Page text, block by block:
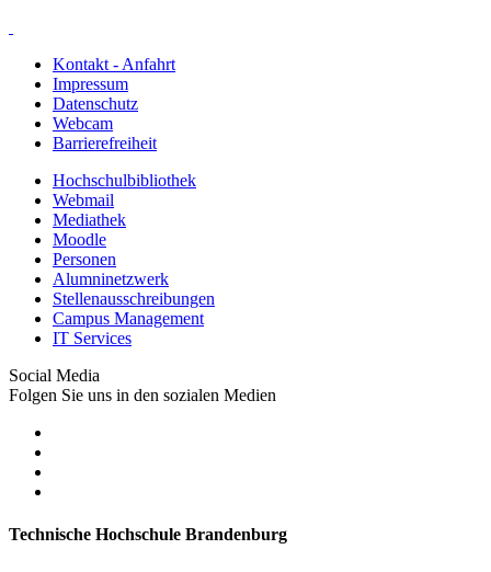
Kontakt - Anfahrt
Impressum
Datenschutz
Webcam
Barrierefreiheit
Hochschulbibliothek
Webmail
Mediathek
Moodle
Personen
Alumninetzwerk
Stellenausschreibungen
Campus Management
IT Services
Social Media
Folgen Sie uns in den sozialen Medien
Technische Hochschule Brandenburg